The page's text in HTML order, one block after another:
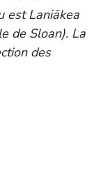
est Laniākea
de Sloan). La
des